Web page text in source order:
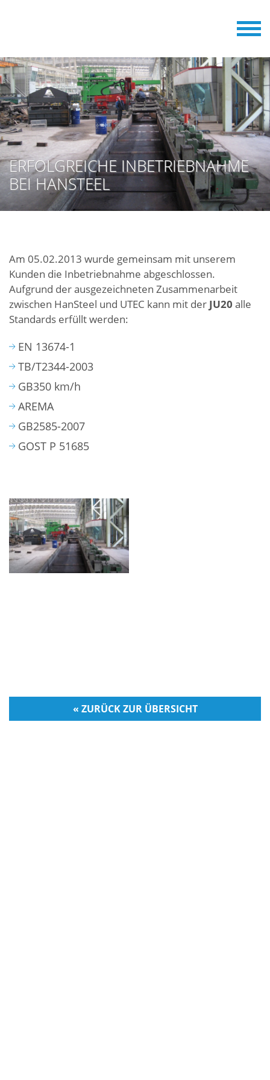
ERFOLGREICHE INBETRIEBNAHME
BEI HANSTEEL
Am 05.02.2013 wurde gemeinsam mit unserem
Kunden die Inbetriebnahme abgeschlossen.
Aufgrund der ausgezeichneten Zusammenarbeit
zwischen HanSteel und UTEC kann mit der JU20 alle
Standards erfüllt werden:
EN 13674-1
TB/T2344-2003
GB350 km/h
AREMA
GB2585-2007
GOST P 51685
« ZURÜCK ZUR ÜBERSICHT